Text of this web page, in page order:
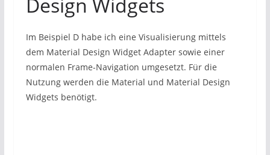
Im Beispiel D habe ich eine Visualisierung mittels
dem Material Design Widget Adapter sowie einer
normalen Frame-Navigation umgesetzt. Für die
Nutzung werden die Material und Material Design
Widgets benötigt.